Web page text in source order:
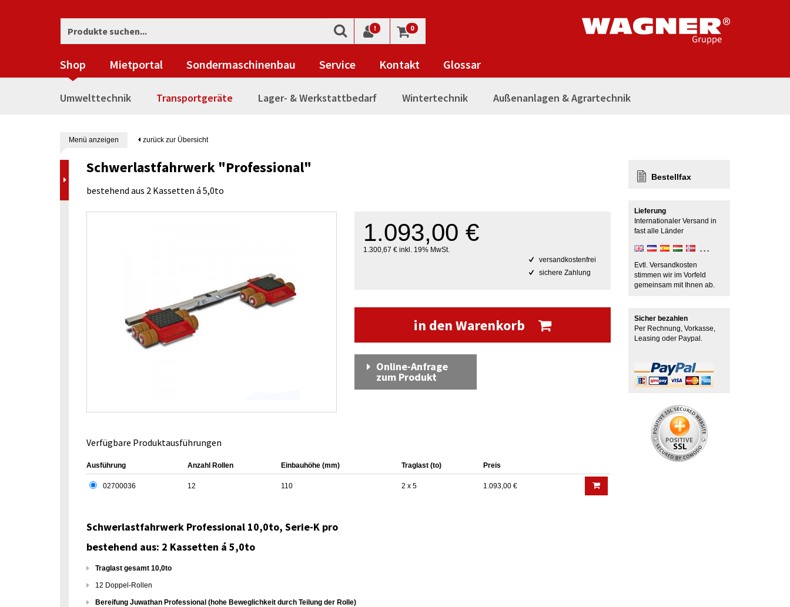
! 0
Shop Mietportal Sondermaschinenbau Service Kontakt Glossar
Umwelttechnik Transportgeräte Lager- & Werkstattbedarf Wintertechnik Außenanlagen & Agrartechnik
Menü anzeigen zurück zur Übersicht
Schwerlastfahrwerk "Professional"
bestehend aus 2 Kassetten á 5,0to
1.093,00 €
1.300,67 € inkl. 19% MwSt.
versandkostenfrei
sichere Zahlung
in den Warenkorb
Online-Anfrage
zum Produkt
Verfügbare Produktausführungen
Ausführung Anzahl Rollen Einbauhöhe (mm) Traglast (to) Preis
02700036 12 110 2 x 5 1.093,00 €
Schwerlastfahrwerk Professional 10,0to, Serie-K pro
bestehend aus: 2 Kassetten á 5,0to
Traglast gesamt 10,0to
12 Doppel-Rollen
Bereifung Juwathan Professional (hohe Beweglichkeit durch Teilung der Rolle)
Bestellfax
Lieferung
Internationaler Versand in
fast alle Länder
Evtl. Versandkosten
stimmen wir im Vorfeld
gemeinsam mit Ihnen ab.
Sicher bezahlen
Per Rechnung, Vorkasse,
Leasing oder Paypal.